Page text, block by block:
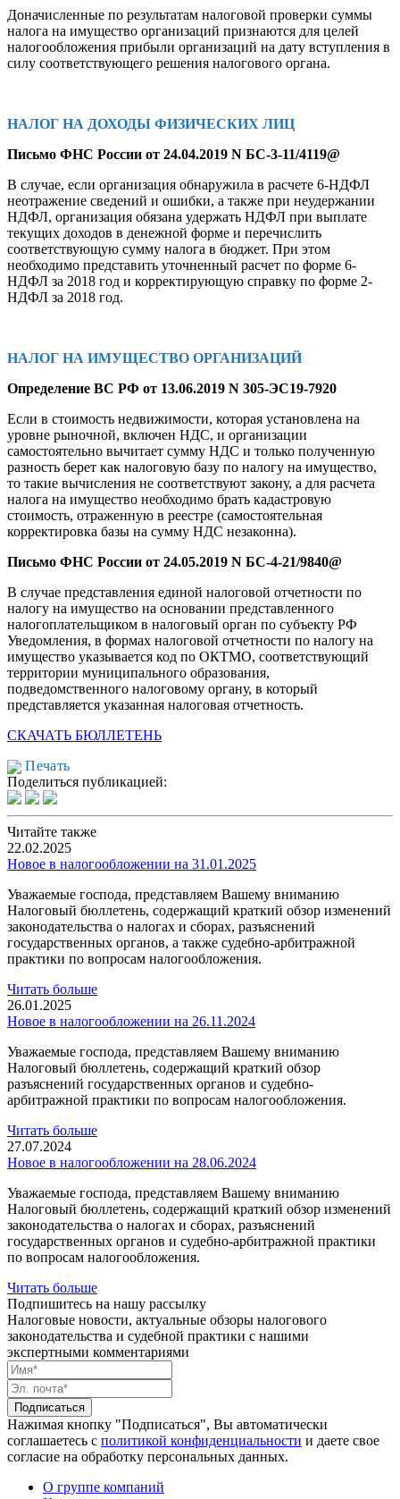
Доначисленные по результатам налоговой проверки суммы
налога на имущество организаций признаются для целей
налогообложения прибыли организаций на дату вступления в
силу соответствующего решения налогового органа.
НАЛОГ НА ДОХОДЫ ФИЗИЧЕСКИХ ЛИЦ
Письмо ФНС России от 24.04.2019 N БС-3-11/4119@
В случае, если организация обнаружила в расчете 6-НДФЛ
неотражение сведений и ошибки, а также при неудержании
НДФЛ, организация обязана удержать НДФЛ при выплате
текущих доходов в денежной форме и перечислить
соответствующую сумму налога в бюджет. При этом
необходимо представить уточненный расчет по форме 6-
НДФЛ за 2018 год и корректирующую справку по форме 2-
НДФЛ за 2018 год.
НАЛОГ НА ИМУЩЕСТВО ОРГАНИЗАЦИЙ
Определение ВС РФ от 13.06.2019 N 305-ЭС19-7920
Если в стоимость недвижимости, которая установлена на
уровне рыночной, включен НДС, и организации
самостоятельно вычитает сумму НДС и только полученную
разность берет как налоговую базу по налогу на имущество,
то такие вычисления не соответствуют закону, а для расчета
налога на имущество необходимо брать кадастровую
стоимость, отраженную в реестре (самостоятельная
корректировка базы на сумму НДС незаконна).
Письмо ФНС России от 24.05.2019 N БС-4-21/9840@
В случае представления единой налоговой отчетности по
налогу на имущество на основании представленного
налогоплательщиком в налоговый орган по субъекту РФ
Уведомления, в формах налоговой отчетности по налогу на
имущество указывается код по ОКТМО, соответствующий
территории муниципального образования,
подведомственного налоговому органу, в который
представляется указанная налоговая отчетность.
СКАЧАТЬ БЮЛЛЕТЕНЬ
Печать
Поделиться публикацией:
Читайте также
22.02.2025
Новое в налогообложении на 31.01.2025
Уважаемые господа, представляем Вашему вниманию
Налоговый бюллетень, содержащий краткий обзор изменений
законодательства о налогах и сборах, разъяснений
государственных органов, а также судебно-арбитражной
практики по вопросам налогообложения.
Читать больше
26.01.2025
Новое в налогообложении на 26.11.2024
Уважаемые господа, представляем Вашему вниманию
Налоговый бюллетень, содержащий краткий обзор
разъяснений государственных органов и судебно-
арбитражной практики по вопросам налогообложения.
Читать больше
27.07.2024
Новое в налогообложении на 28.06.2024
Уважаемые господа, представляем Вашему вниманию
Налоговый бюллетень, содержащий краткий обзор изменений
законодательства о налогах и сборах, разъяснений
государственных органов и судебно-арбитражной практики
по вопросам налогообложения.
Читать больше
Подпишитесь на нашу рассылку
Налоговые новости, актуальные обзоры налогового
законодательства и судебной практики с нашими
экспертными комментариями
Подписаться
Нажимая кнопку "Подписаться", Вы автоматически
соглашаетесь с политикой конфиденциальности и даете свое
согласие на обработку персональных данных.
О группе компаний